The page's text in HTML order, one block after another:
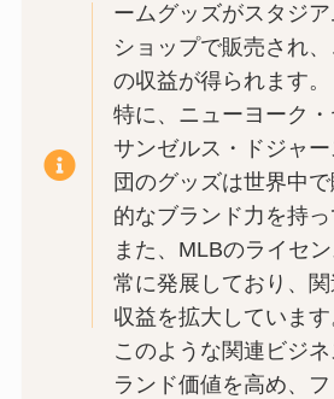
ームグッズがスタジ
ショップで販売され
の収益が得られます。
特に、ニューヨーク
サンゼルス・ドジャ
団のグッズは世界中
的なブランド力を持っ
また、MLBのライセ
常に発展しており、
収益を拡大しています
このような関連ビジ
ランド価値を高め、